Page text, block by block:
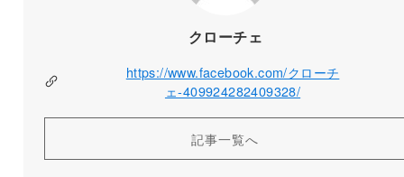
クローチェ
https://www.facebook.com/クローチ
ェ-409924282409328/
記事一覧へ